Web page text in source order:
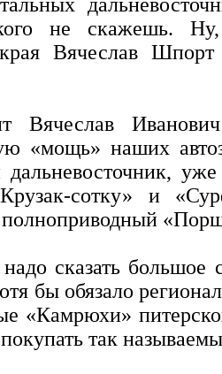
не скажешь.
края Вячеслав
Вячеслав
«мощь» наших
сотку» и
полноприводный
сказать большое
бы обязало
«Камрюхи»
так